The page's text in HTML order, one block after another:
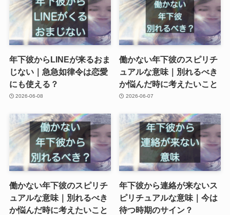
年下彼からLINEが来るおま
じない｜急急如律令は恋愛
にも使える？
2026-06-08
働かない年下彼のスピリチ
ュアルな意味｜別れるべき
か悩んだ時に考えたいこと
2026-06-07
働かない年下彼のスピリチ
ュアルな意味｜別れるべき
か悩んだ時に考えたいこと
年下彼から連絡が来ないス
ピリチュアルな意味｜今は
待つ時期のサイン？